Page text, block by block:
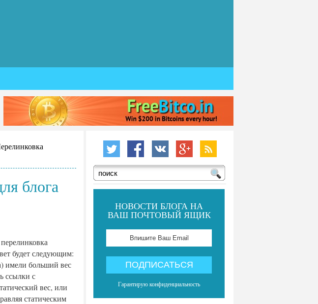
блога
будет следующим:
имели больший вес
ссылки с
вес, или
статическим
НОВОСТИ БЛОГА НА
ВАШ ПОЧТОВЫЙ ЯЩИК
Гарантирую конфиденциальность